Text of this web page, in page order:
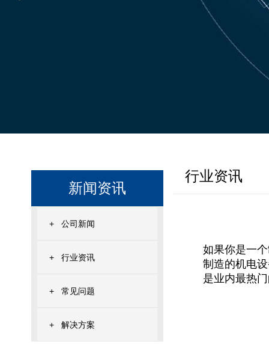
新闻资讯
+ 公司新闻
+ 行业资讯
+ 常见问题
+ 解决方案
行业资讯
如果你是一
制造的机电
是业内最热